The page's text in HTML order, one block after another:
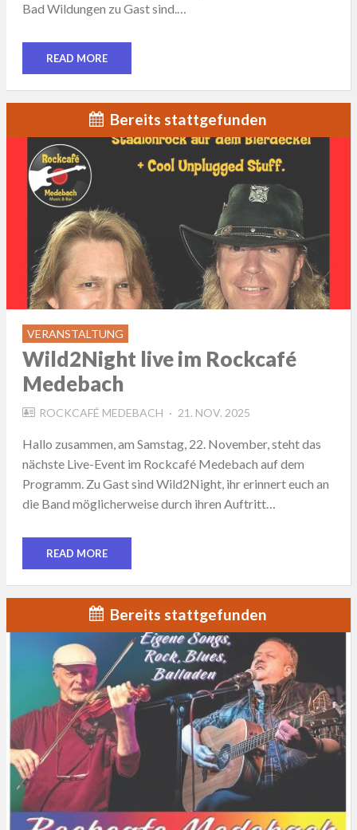
Bad Wildungen zu Gast sind.…
READ MORE
Bereits stattgefunden
VERANSTALTUNG
Wild2Night live im Rockcafé
Medebach
ROCKCAFÉ MEDEBACH
POSTED
21. NOV. 2025
Hallo zusammen, am Samstag, 22. November, steht das
nächste Live-Event im Rockcafé Medebach auf dem
Programm. Zu Gast sind Wild2Night, ihr erinnert euch an
die Band möglicherweise durch ihren Auftritt…
READ MORE
Bereits stattgefunden